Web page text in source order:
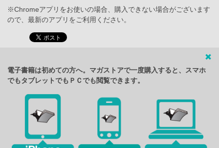
※Chromeアプリをお使いの場合、購入できない場合がございます
ので、最新のアプリをご利用ください。
電子書籍は初めての方へ。マガストアで一度購入すると、スマホ
でもタブレットでもＰＣでも閲覧できます。